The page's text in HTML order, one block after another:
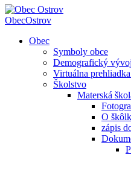
ObecOstrov
Obec
Symboly obce
Demografický vývoj
Virtuálna
Školstvo
Materská
O
zápis